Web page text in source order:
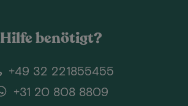
Hilfe benötigt?
+49 32 221855455
+31 20 808 8809